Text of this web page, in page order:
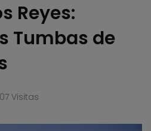
Reyes:
Tumbas de
Visitas